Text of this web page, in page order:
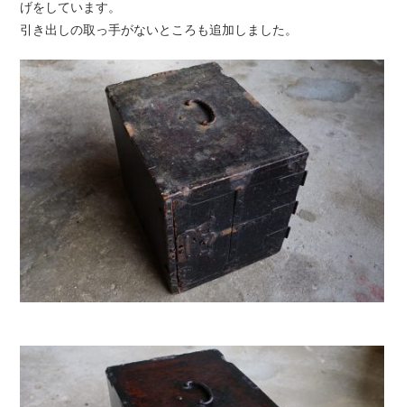
げをしています。
引き出しの取っ手がないところも追加しました。